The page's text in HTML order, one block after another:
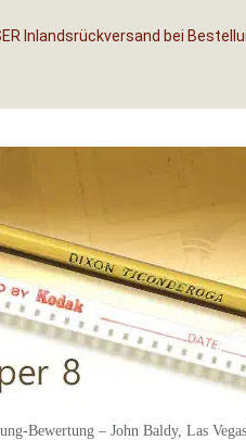
Inlandsrückversand bei
Bewertung – John Baldy, Las